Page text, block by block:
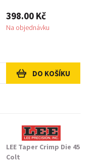
398.00 Kč
Na objednávku
DO KOŠÍKU
LEE Taper Crimp Die 45
Colt